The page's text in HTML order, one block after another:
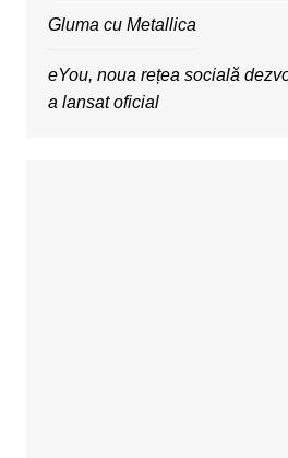
Gluma cu Metallica
eYou, noua rețea socială
a lansat oficial